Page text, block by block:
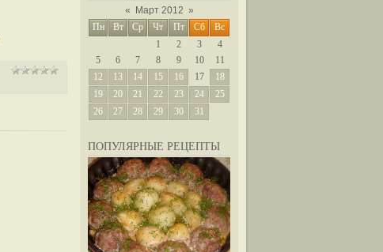
« Март 2012 »
Пн
Вт Ср Чт Пт Сб
Вс
1
2 3
4
5
6 7 8 9 10
11
12
13 14 15 16 17
18
19
20 21 22 23 24
25
26
27 28 29 30 31
ПОПУЛЯРНЫЕ РЕЦЕПТЫ